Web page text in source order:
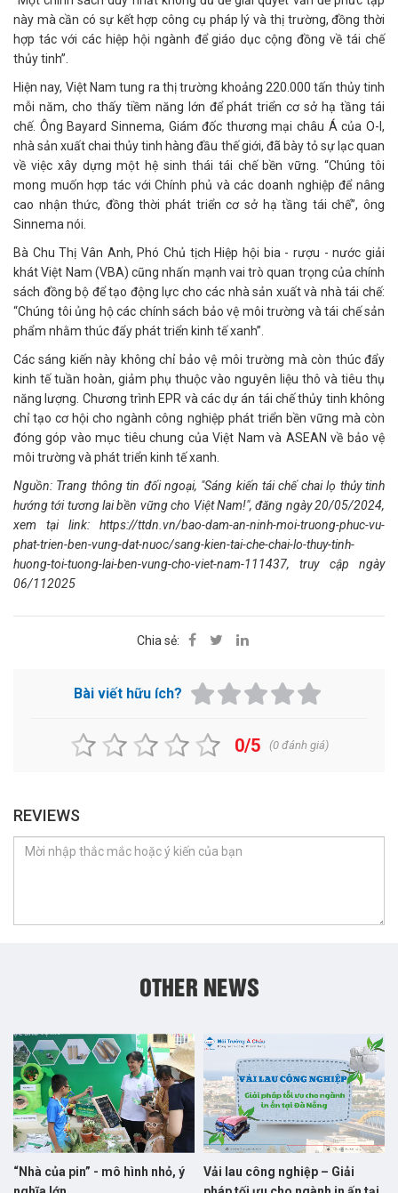
này mà cần có sự kết hợp công cụ pháp lý và thị trường, đồng thời
hợp tác với các hiệp hội ngành để giáo dục cộng đồng về tái chế
thủy tinh”.
Hiện nay, Việt Nam tung ra thị trường khoảng 220.000 tấn thủy tinh
mỗi năm, cho thấy tiềm năng lớn để phát triển cơ sở hạ tầng tái
chế. Ông Bayard Sinnema, Giám đốc thương mại châu Á của O-I,
nhà sản xuất chai thủy tinh hàng đầu thế giới, đã bày tỏ sự lạc quan
về việc xây dựng một hệ sinh thái tái chế bền vững. “Chúng tôi
mong muốn hợp tác với Chính phủ và các doanh nghiệp để nâng
cao nhận thức, đồng thời phát triển cơ sở hạ tầng tái chế”, ông
Sinnema nói.
Bà Chu Thị Vân Anh, Phó Chủ tịch Hiệp hội bia - rượu - nước giải
khát Việt Nam (VBA) cũng nhấn mạnh vai trò quan trọng của chính
sách đồng bộ để tạo động lực cho các nhà sản xuất và nhà tái chế:
“Chúng tôi ủng hộ các chính sách bảo vệ môi trường và tái chế sản
phẩm nhằm thúc đẩy phát triển kinh tế xanh”.
Các sáng kiến này không chỉ bảo vệ môi trường mà còn thúc đẩy
kinh tế tuần hoàn, giảm phụ thuộc vào nguyên liệu thô và tiêu thụ
năng lượng. Chương trình EPR và các dự án tái chế thủy tinh không
chỉ tạo cơ hội cho ngành công nghiệp phát triển bền vững mà còn
đóng góp vào mục tiêu chung của Việt Nam và ASEAN về bảo vệ
môi trường và phát triển kinh tế xanh.
Nguồn: Trang thông tin đối ngoại, "Sáng kiến tái chế chai lọ thủy tinh
hướng tới tương lai bền vững cho Việt Nam!", đăng ngày 20/05/2024,
xem tại link: https://ttdn.vn/bao-dam-an-ninh-moi-truong-phuc-vu-
phat-trien-ben-vung-dat-nuoc/sang-kien-tai-che-chai-lo-thuy-tinh-
huong-toi-tuong-lai-ben-vung-cho-viet-nam-111437, truy cập ngày
06/112025
Chia sẻ:
Bài viết hữu ích?
0/5 (0đánh giá)
REVIEWS
OTHER NEWS
“Nhà của pin” - mô hình nhỏ, ý
Vải lau công nghiệp – Giải